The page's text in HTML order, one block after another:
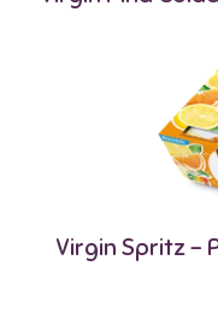
Virgin Spritz –